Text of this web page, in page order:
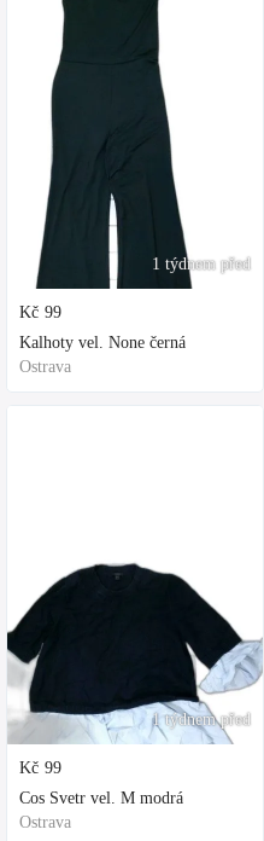
1 týdnem před
Kč 99
Kalhoty vel. None černá
Ostrava
1 týdnem před
Kč 99
Cos Svetr vel. M modrá
Ostrava